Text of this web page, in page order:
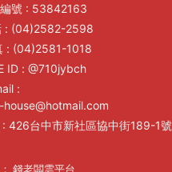
號 : 53842163
: (04)2582-2598
: (04)2581-1018
ID: @710jybch
:
: 426台中市新社區協中街189-1號
錢老闆雲平台